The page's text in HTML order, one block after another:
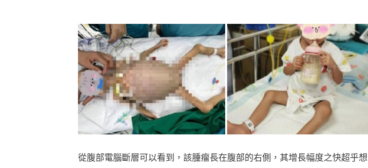
從腹部電腦斷層可以看到，該腫瘤長在腹部的右側，其增長幅度之快超乎想